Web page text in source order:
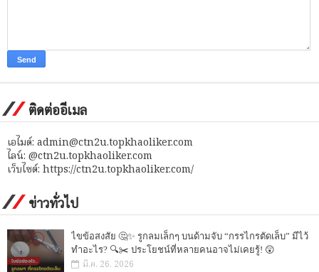
ติดต่ออีเมล
เอไมด์: admin@ctn2u.topkhaoliker.com
ไลน์: @ctn2u.topkhaoliker.com
เว็บไซต์: https://ctn2u.topkhaoliker.com/
ข่าวทั่วไป
ไขข้อสงสัย 🤔✨ รูกลมเล็กๆ บนด้ามจับ “กรรไกรตัดเล็บ” มีไว้
ทำอะไร? 🔍✂️ ประโยชน์ที่หลายคนอาจไม่เคยรู้! 😲
มี.ค. 26, 2026